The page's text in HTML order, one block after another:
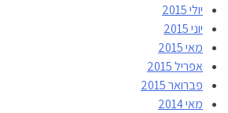
יולי 2015
יוני 2015
מאי 2015
אפריל 2015
פברואר 2015
מאי 2014